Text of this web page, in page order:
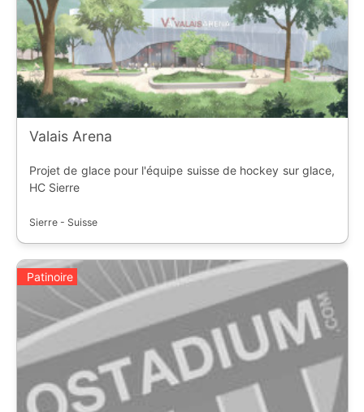
Valais Arena
Projet de glace pour l'équipe suisse de hockey sur glace,
HC Sierre
Sierre - Suisse
Patinoire